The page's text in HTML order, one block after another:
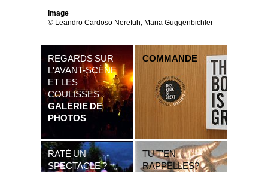
Image
© Leandro Cardoso Nerefuh, Maria Guggenbichler
REGARDS SUR
L'AVANT-SCÈNE
ET LES
COULISSES
GALERIE DE
PHOTOS
COMMANDE
RATÉ UN
SPECTACLE ?
TU T'EN
RAPPELLES?